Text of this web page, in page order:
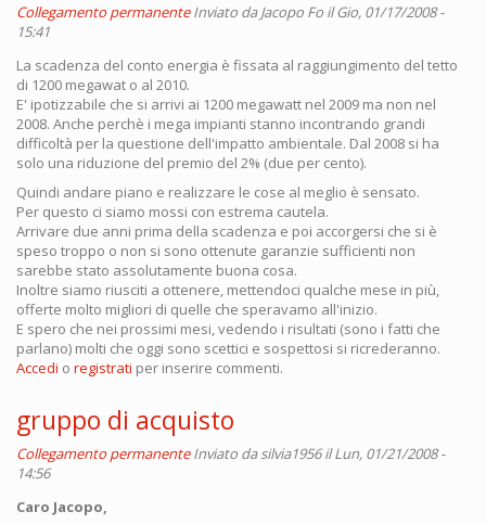
Collegamento permanente Inviato daJacopo Fo il Gio, 01/17/2008 -
15:41
La scadenza del conto energia è fissata al raggiungimento del tetto
di 1200 megawat o al 2010.
E' ipotizzabile che si arrivi ai 1200 megawatt nel 2009 ma non nel
2008. Anche perchè i mega impianti stanno incontrando grandi
difficoltà per la questione dell'impatto ambientale. Dal 2008 si ha
solo una riduzione del premio del 2% (due per cento).
Quindi andare piano e realizzare le cose al meglio è sensato.
Per questo ci siamo mossi con estrema cautela.
Arrivare due anni prima della scadenza e poi accorgersi che si è
speso troppo o non si sono ottenute garanzie sufficienti non
sarebbe stato assolutamente buona cosa.
Inoltre siamo riusciti a ottenere, mettendoci qualche mese in più,
offerte molto migliori di quelle che speravamo all'inizio.
E spero che nei prossimi mesi, vedendo i risultati (sono i fatti che
parlano) molti che oggi sono scettici e sospettosi si ricrederanno.
Accedi o registrati per inserire commenti.
gruppo di acquisto
Collegamento permanente Inviato da silvia1956il Lun, 01/21/2008 -
14:56
Caro Jacopo,